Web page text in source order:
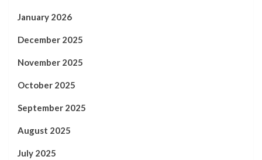
January 2026
December 2025
November 2025
October 2025
September 2025
August 2025
July 2025